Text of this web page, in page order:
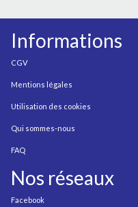
Informations
CGV
Mentions légales
Utilisation des cookies
Qui sommes-nous
FAQ
Nos réseaux
Facebook